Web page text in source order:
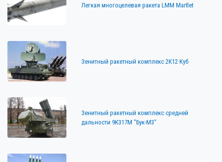
Легкая многоцелевая ракета LMM Martlet
Зенитный ракетный комплекс 2К12 Куб
Зенитный ракетный комплекс средней
дальности 9К317М "Бук-М3"